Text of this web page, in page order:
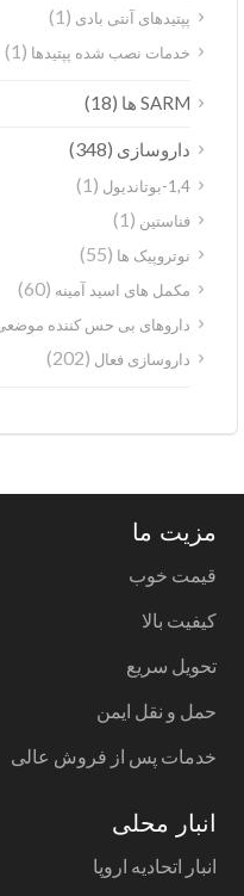
پپتیدهای آنتی بادی(1)
خدمات نصب شده پپتیدها(1)
SARM ها (18)
داروسازی (348)
1,4-بوتاندیول (1)
فناستین(1)
نوتروپیک ها (55)
مکمل های اسید آمینه(60)
داروهای بی حس کننده موضعی(29)
داروسازی فعال(202)
مزیت ما
قیمت خوب
کیفیت بالا
تحویل سریع
حمل و نقل ایمن
خدمات پس از فروش عالی
انبار محلی
انبار اتحادیه اروپا